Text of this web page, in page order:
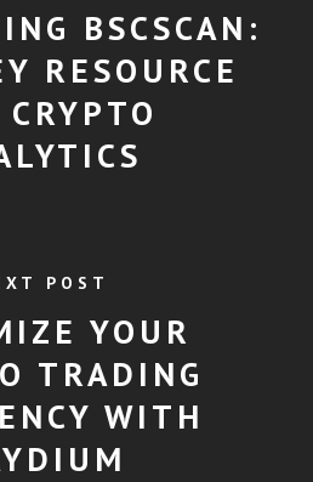
BSCSCAN:
RESOURCE
POST
YOUR
TRADING
WITH